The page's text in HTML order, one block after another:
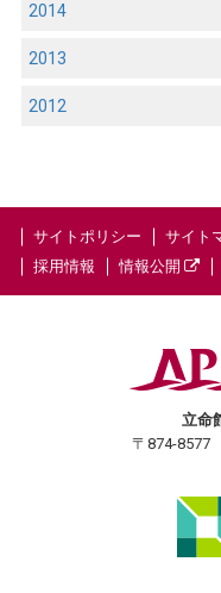
2014
2013
2012
サイトポリシー サイト
採用情報
情報公開
立命
〒874-8577